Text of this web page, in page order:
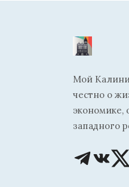
Мой
честно о
экономике,
западного